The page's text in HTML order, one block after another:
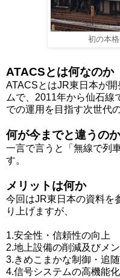
初の本
ATACSとは何なのか
ATACSとはJR東日本が
ムで、2011年から仙石線
での運用を目指す次世代
何が今までと違うのか
一言で言うと「無線で列
す。
メリットは何か
今回はJR東日本の資料を
り上げますが、
1.安全性・信頼性の向上
2.地上設備の削減及びメ
3.きめこまかな制御・追
4.信号システムの高機能化